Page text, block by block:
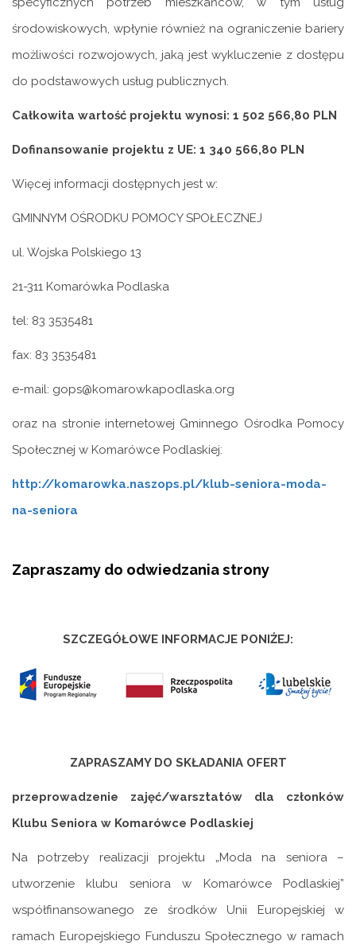
środowiskowych, wpłynie również na ograniczenie bariery
możliwości rozwojowych, jaką jest wykluczenie z dostępu
do podstawowych usług publicznych.
Całkowita wartość projektu wynosi: 1 502 566,80 PLN
Dofinansowanie projektu z UE: 1 340 566,80 PLN
Więcej informacji dostępnych jest w:
GMINNYM OŚRODKU POMOCY SPOŁECZNEJ
ul. Wojska Polskiego 13
21-311 Komarówka Podlaska
tel: 83 3535481
fax: 83 3535481
e-mail: gops@komarowkapodlaska.org
oraz na stronie internetowej Gminnego Ośrodka Pomocy
Społecznej w Komarówce Podlaskiej:
http://komarowka.naszops.pl/klub-seniora-moda-
na-seniora
Zapraszamy do odwiedzania strony
SZCZEGÓŁOWE INFORMACJE PONIŻEJ:
ZAPRASZAMY DO SKŁADANIAOFERT
przeprowadzenie zajęć/warsztatów dla członków
Klubu Seniora w Komarówce Podlaskiej
Na potrzeby realizacji projektu „Moda na seniora –
utworzenie klubu seniora w Komarówce Podlaskiej”
współfinansowanego ze środków Unii Europejskiej w
ramach Europejskiego Funduszu Społecznego w ramach